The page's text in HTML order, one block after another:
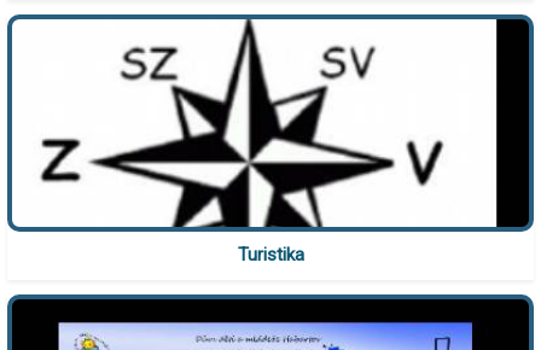
Turistika